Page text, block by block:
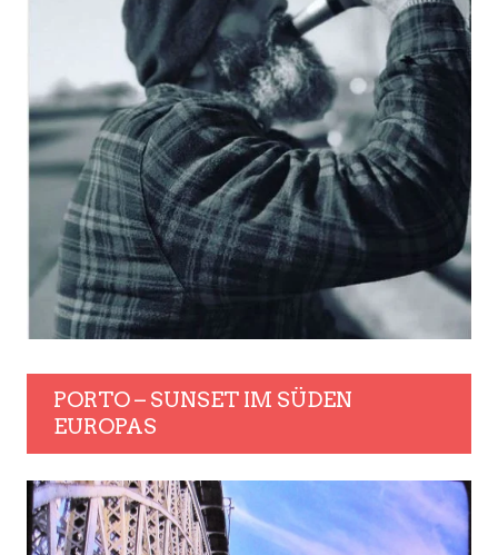
PORTO – SUNSET IM SÜDEN
EUROPAS